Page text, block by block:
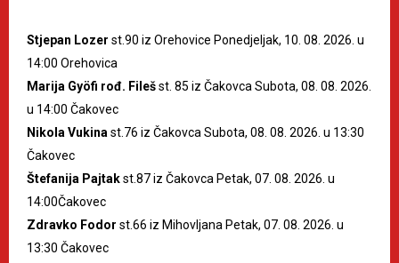
Stjepan Lozer st.90 iz Orehovice Ponedjeljak, 10. 08. 2026. u
14:00 Orehovica
Marija Gyöfi rođ. Filešst. 85 iz Čakovca Subota, 08. 08. 2026.
u 14:00 Čakovec
Nikola Vukinast.76 iz Čakovca Subota, 08. 08. 2026. u 13:30
Čakovec
Štefanija Pajtakst.87 iz Čakovca Petak, 07. 08. 2026. u
14:00Čakovec
Zdravko Fodor st.66 iz Mihovljana Petak, 07. 08. 2026. u
13:30 Čakovec